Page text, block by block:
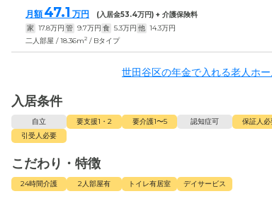
月額 47.1 万円 (入居金53.4万円) + 介護保険料
家 17.8万円 管 9.7万円 食 5.3万円 他 14.3万円
二人部屋 / 18.36m2 / Bタイプ
世田谷区の年金で入れる老人ホ
入居条件
自立 要支援1・2 要介護1〜5 認知症可 保証人必
引受人必要
こだわり・特徴
24時間介護 2人部屋有 トイレ有居室 デイサービス